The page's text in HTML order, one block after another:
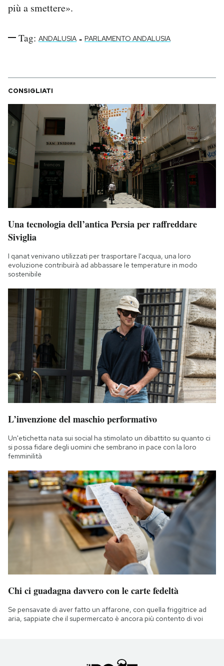
più a smettere».
Tag: ANDALUSIA - PARLAMENTO ANDALUSIA
CONSIGLIATI
Una tecnologia dell’antica Persia per raffreddare
Siviglia
I qanat venivano utilizzati per trasportare l'acqua, una loro
evoluzione contribuirà ad abbassare le temperature in modo
sostenibile
L’invenzione del maschio performativo
Un'etichetta nata sui social ha stimolato un dibattito su quanto ci
si possa fidare degli uomini che sembrano in pace con la loro
femminilità
Chi ci guadagna davvero con le carte fedeltà
Se pensavate di aver fatto un affarone, con quella friggitrice ad
aria, sappiate che il supermercato è ancora più contento di voi